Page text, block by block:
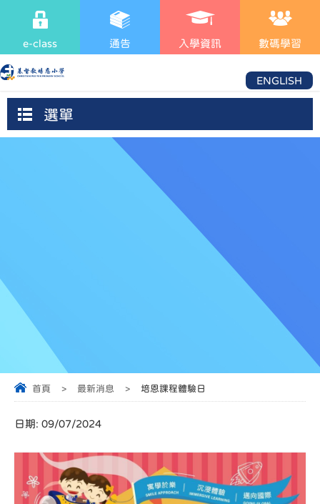
e-class 通告 入學資訊 數碼學習
ENGLISH
選單
首頁 > 最新消息 > 培恩課程體驗日
日期: 09/07/2024